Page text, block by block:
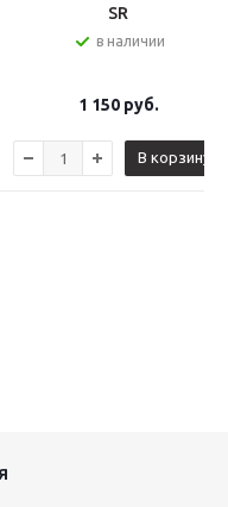
SR
в наличии
1 150руб.
В корзину